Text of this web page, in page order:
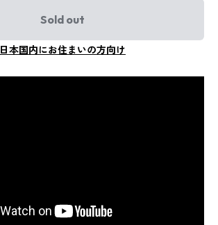
Sold out
日本国内にお住まいの方向け